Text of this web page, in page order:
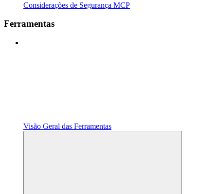
Considerações de Segurança MCP
Ferramentas
Visão Geral das Ferramentas